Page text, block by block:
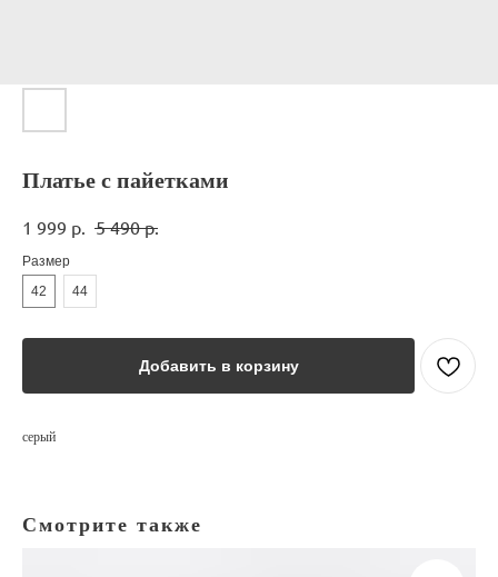
Платье с пайетками
1 999 р. 5 490 р.
Размер
42
44
Добавить в корзину
серый
Смотрите также